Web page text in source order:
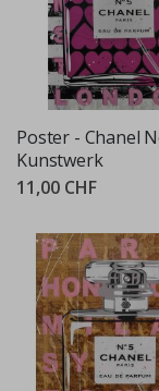
Poster - Chanel
Kunstwerk
11,00 CHF